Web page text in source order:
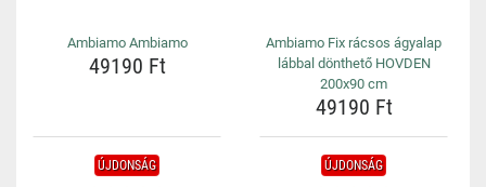
Ambiamo Ambiamo
49190 Ft
Ambiamo Fix rácsos ágyalap
lábbal dönthető HOVDEN
200x90 cm
49190 Ft
ÚJDONSÁG ÚJDONSÁG